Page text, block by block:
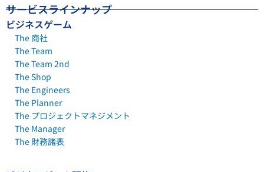
サービスラインナップ
ビジネスゲーム
The 商社
The Team
The Team 2nd
The Shop
The Engineers
The Planner
The プロジェクトマネジメント
The Manager
The 財務諸表